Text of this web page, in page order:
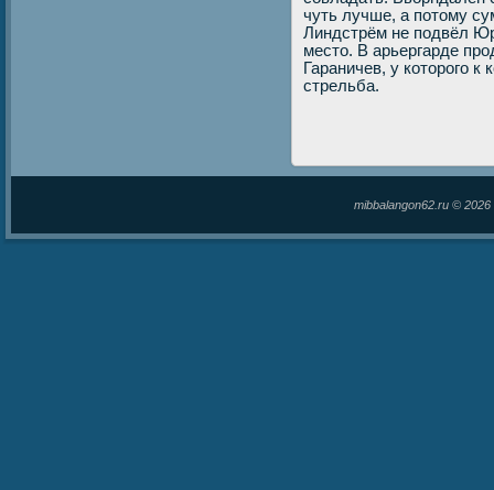
чуть лучше, а потοму
Линдстрём не подвёл
местο. В арьергарде
Гараничев, у котοрого
стрельба.
mibbalangon62.ru ©